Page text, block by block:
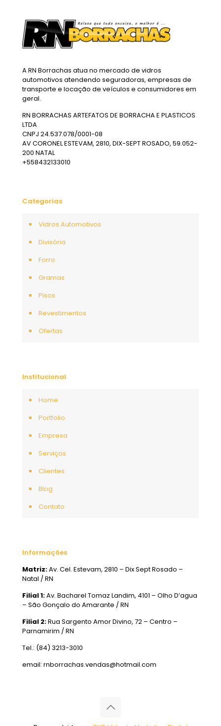
A RN Borrachas atua no mercado de vidros
automotivos atendendo seguradoras, empresas de
transporte e locação de veículos e consumidores em
geral.
RN BORRACHAS ARTEFATOS DE BORRACHA E PLASTICOS
LTDA
CNPJ 24.537.078/0001-08
AV CORONEL ESTEVAM, 2810, DIX-SEPT ROSADO, 59.052-
200 NATAL
+558432133010
Categorias
Vidros Automotivos
Divisória
Forro
Gramas
Pisos
Revestimentos
Ofertas
Institucional
Home
Portfolio
Empresa
Serviços
Clientes
Blog
Contato
Informações
Matriz:Av. Cel. Estevam, 2810 – Dix Sept Rosado –
Natal / RN
Filial 1:Av. Bacharel Tomaz Landim, 4101 – Olho D’agua
– São Gonçalo do Amarante / RN
Filial 2:Rua Sargento Amor Divino, 72 – Centro –
Parnamirim / RN
Tel.: (84) 3213-3010
email: rnborrachas.vendas@hotmail.com